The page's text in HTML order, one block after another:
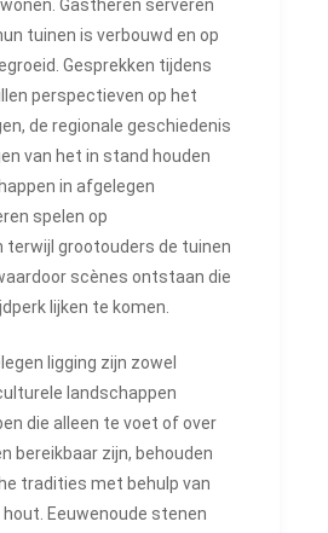
Gastheren serveren
tuinen is verbouwd en op
Gesprekken tijdens
perspectieven op het
de regionale geschiedenis
van het in stand houden
in afgelegen
spelen op
terwijl grootouders de tuinen
scènes ontstaan ​​die
lijken te komen.
ligging zijn zowel
landschappen
die alleen te voet of over
bereikbaar zijn, behouden
tradities met behulp van
hout. Eeuwenoude stenen